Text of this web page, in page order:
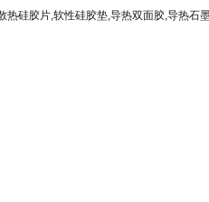
热硅胶片,软性硅胶垫,导热双面胶,导热石